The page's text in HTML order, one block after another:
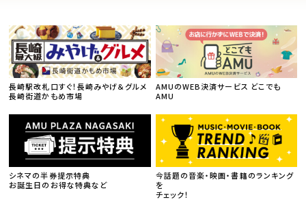
長崎駅改札口すぐ！長崎みやげ＆グルメ
長崎街道かもめ市場
AMUのWEB決済サービス どこでも
AMU
シネマの半券提示特典
お誕生日のお得な特典など
今話題の音楽・映画・書籍のランキング
を
チェック！